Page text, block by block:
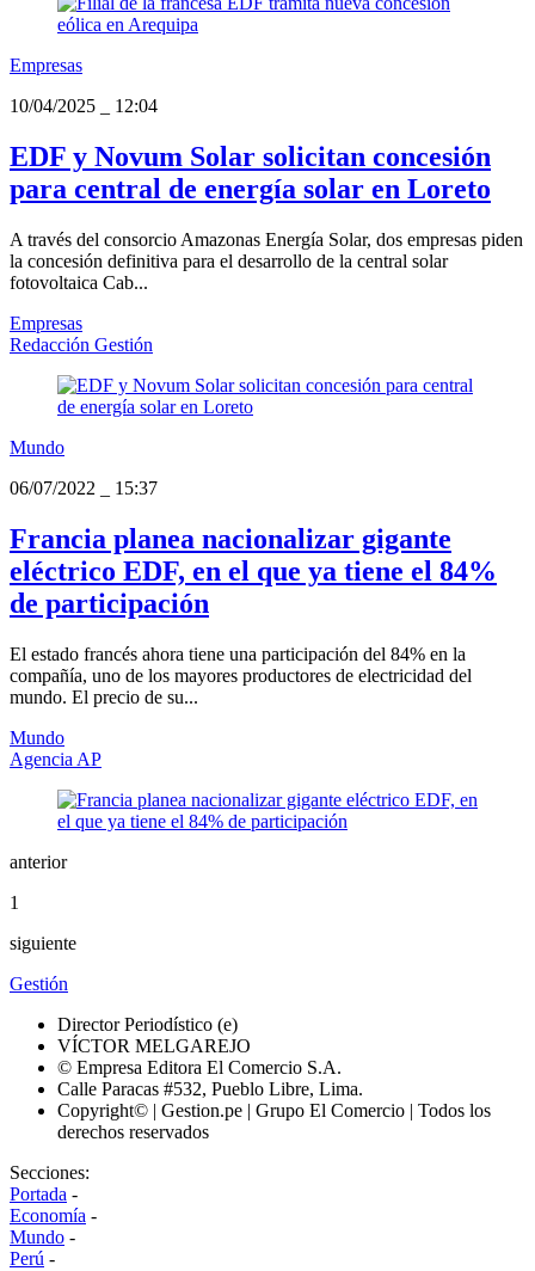
Empresas
10/04/2025
12:04
EDF y Novum Solar solicitan concesión
para central de energía solar en Loreto
A través del consorcio Amazonas Energía Solar, dos empresas piden
la concesión definitiva para el desarrollo de la central solar
fotovoltaica Cab...
Empresas
Redacción Gestión
Mundo
06/07/2022
15:37
Francia planea nacionalizar gigante
eléctrico EDF, en el que ya tiene el 84%
de participación
El estado francés ahora tiene una participación del 84% en la
compañía, uno de los mayores productores de electricidad del
mundo. El precio de su...
Mundo
Agencia AP
anterior
1
siguiente
Gestión
Director Periodístico (e)
VÍCTOR MELGAREJO
© Empresa Editora El Comercio S.A.
Calle Paracas #532, Pueblo Libre, Lima.
Copyright© | Gestion.pe | Grupo El Comercio | Todos los
derechos reservados
Secciones:
Portada -
Economía -
Mundo -
Perú -